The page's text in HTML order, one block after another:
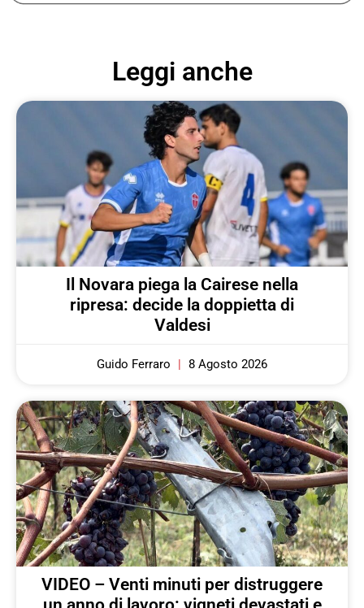
Leggi anche
Il Novara piega la Cairese nella
ripresa: decide la doppietta di
Valdesi
Guido Ferraro 8 Agosto 2026
VIDEO – Venti minuti per distruggere